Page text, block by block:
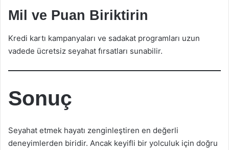
Mil ve Puan Biriktirin
Kredi kartı kampanyaları ve sadakat programları uzun
vadede ücretsiz seyahat fırsatları sunabilir.
Sonuç
Seyahat etmek hayatı zenginleştiren en değerli
deneyimlerden biridir. Ancak keyifli bir yolculuk için doğru